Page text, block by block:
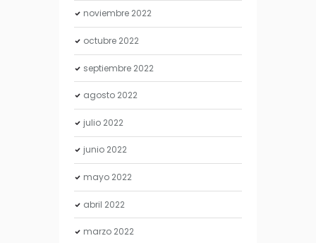
noviembre 2022
octubre 2022
septiembre 2022
agosto 2022
julio 2022
junio 2022
mayo 2022
abril 2022
marzo 2022